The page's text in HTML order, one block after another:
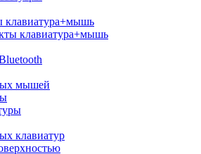
клавиатура+мышь
клавиатура+мышь
мышей
клавиатур